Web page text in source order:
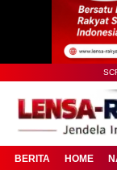
BERITA HOME